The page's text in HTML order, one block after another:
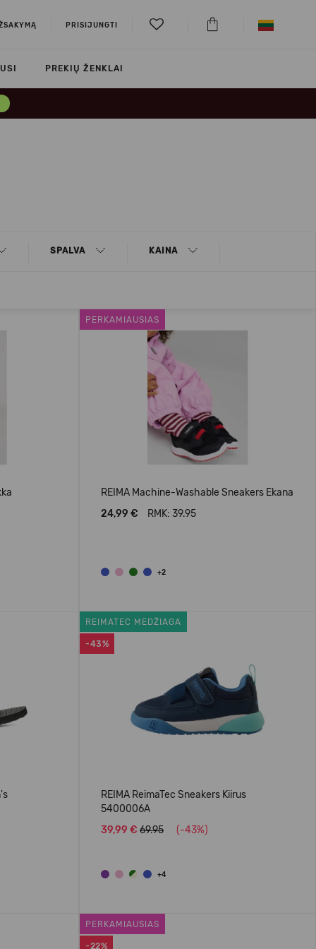
PRISIJUNGTI
PREKIŲ ŽENKLAI
SPALVA KAINA
PERKAMIAUSIAS
REIMA Machine-Washable Sneakers Ekana
24,99 €
RMK: 39.95
+2
-43%
REIMATEC MEDŽIAGA
REIMA ReimaTec Sneakers Kiirus
5400006A
39,99 € 69.95 (-43%)
+4
-22%
PERKAMIAUSIAS